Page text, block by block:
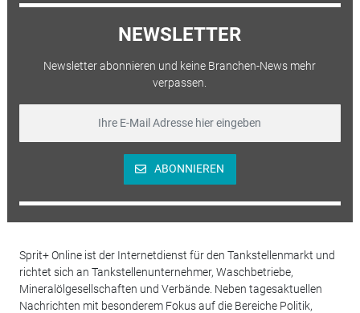
NEWSLETTER
Newsletter abonnieren und keine Branchen-News mehr
verpassen.
ABONNIEREN
Sprit+ Online ist der Internetdienst für den Tankstellenmarkt und
richtet sich an Tankstellenunternehmer, Waschbetriebe,
Mineralölgesellschaften und Verbände. Neben tagesaktuellen
Nachrichten mit besonderem Fokus auf die Bereiche Politik,